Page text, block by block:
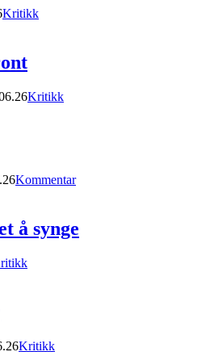
Kritikk
Kritikk
Kommentar
å synge
Kritikk